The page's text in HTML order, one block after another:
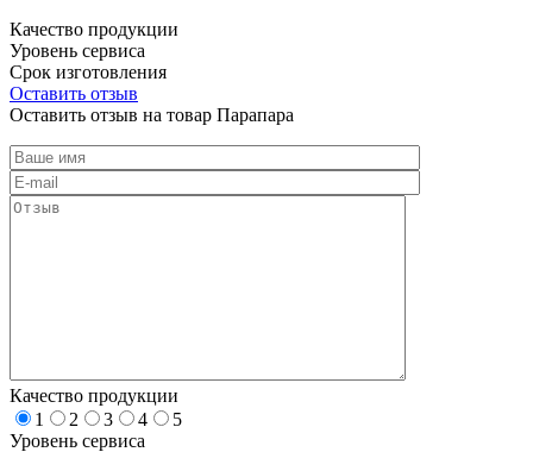
Качество продукции
Уровень сервиса
Срок изготовления
Оставить отзыв
Оставить отзыв на товар Парапара
Качество продукции
1
2 3 4
5
Уровень сервиса